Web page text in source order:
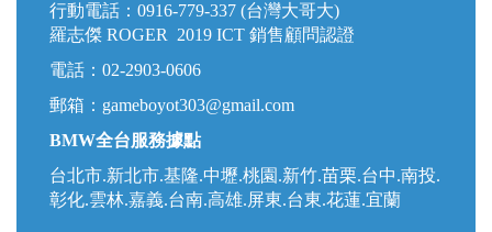
行動電話：0916-779-337 (台灣大哥大)
羅志傑 ROGER 2019 ICT 銷售顧問認證
電話：02-2903-0606
郵箱： gameboyot303@gmail.com
BMW全台服務據點
台北市.新北市.基隆.中壢.桃園.新竹.苗栗.台中.南投.
彰化.雲林.嘉義.台南.高雄.屏東.台東.花蓮.宜蘭